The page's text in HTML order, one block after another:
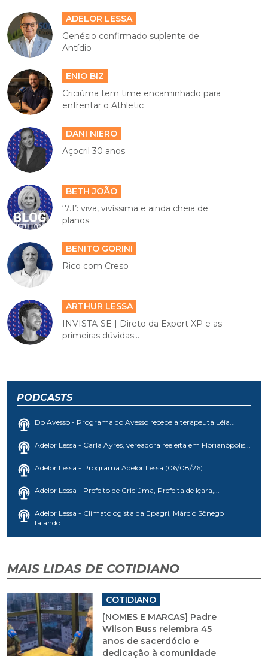
ADELOR LESSA
Genésio confirmado suplente de
Antídio
ENIO BIZ
Criciúma tem time encaminhado para
enfrentar o Athletic
DANI NIERO
Açocril 30 anos
BETH JOÃO
‘7.1’: viva, vivíssima e ainda cheia de
planos
BENITO GORINI
Rico com Creso
ARTHUR LESSA
INVISTA-SE | Direto da Expert XP e as
primeiras dúvidas...
PODCASTS
Do Avesso - Programa do Avesso recebe a terapeuta Léia...
Adelor Lessa - Carla Ayres, vereadora reeleita em Florianópolis...
Adelor Lessa - Programa Adelor Lessa (06/08/26)
Adelor Lessa - Prefeito de Criciúma, Prefeita de Içara,...
Adelor Lessa - Climatologista da Epagri, Márcio Sônego
falando...
MAIS LIDAS DE COTIDIANO
COTIDIANO
[NOMES E MARCAS] Padre
Wilson Buss relembra 45
anos de sacerdócio e
dedicação à comunidade